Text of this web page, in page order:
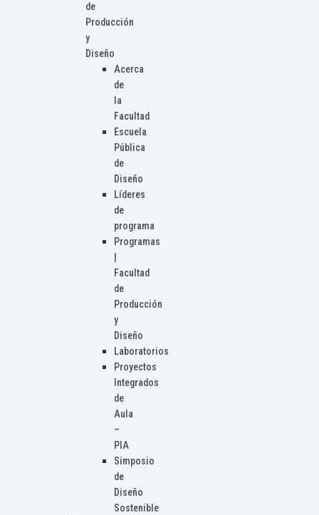
de
Producción
y
Diseño
Acerca
de
la
Facultad
Escuela
Pública
de
Diseño
Líderes
de
programa
Programas
Facultad
de
Producción
y
Diseño
Laboratorios
Proyectos
Integrados
de
Aula
–
PIA
Simposio
de
Diseño
Sostenible